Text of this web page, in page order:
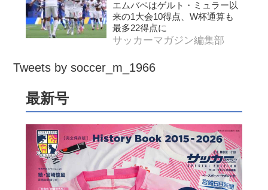
エムバペはゲルト・ミュラー以
来の1大会10得点、W杯通算も
最多22得点に
サッカーマガジン編集部
Tweets by soccer_m_1966
最新号